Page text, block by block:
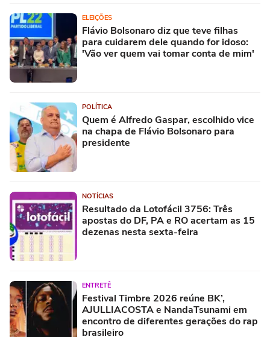
ELEIÇÕES
Flávio Bolsonaro diz que teve filhas
para cuidarem dele quando for idoso:
'Vão ver quem vai tomar conta de mim'
POLÍTICA
Quem é Alfredo Gaspar, escolhido vice
na chapa de Flávio Bolsonaro para
presidente
NOTÍCIAS
Resultado da Lotofácil 3756: Três
apostas do DF, PA e RO acertam as 15
dezenas nesta sexta-feira
ENTRETÊ
Festival Timbre 2026 reúne BK’,
AJULLIACOSTA e NandaTsunami em
encontro de diferentes gerações do rap
brasileiro